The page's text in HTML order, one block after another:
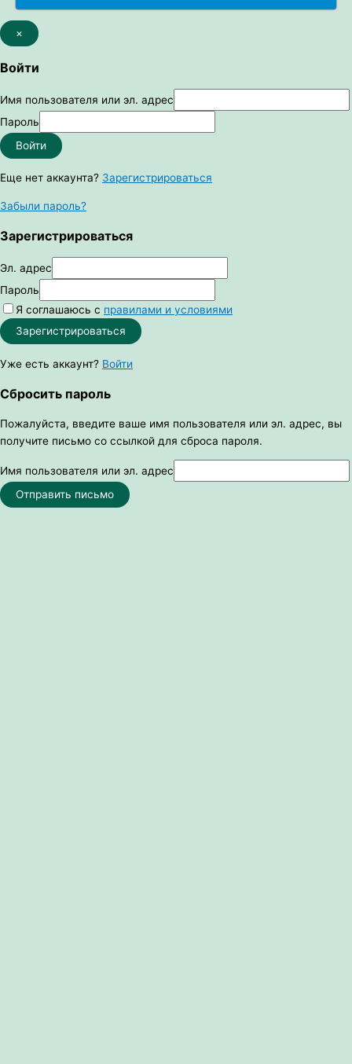
×
Войти
Имя пользователя или эл. адрес
Пароль
Войти
Еще нет аккаунта? Зарегистрироваться
Забыли пароль?
Зарегистрироваться
Эл. адрес
Пароль
Я соглашаюсь с правилами и условиями
Зарегистрироваться
Уже есть аккаунт? Войти
Сбросить пароль
Пожалуйста, введите ваше имя пользователя или эл. адрес, вы
получите письмо со ссылкой для сброса пароля.
Имя пользователя или эл. адрес
Отправить письмо